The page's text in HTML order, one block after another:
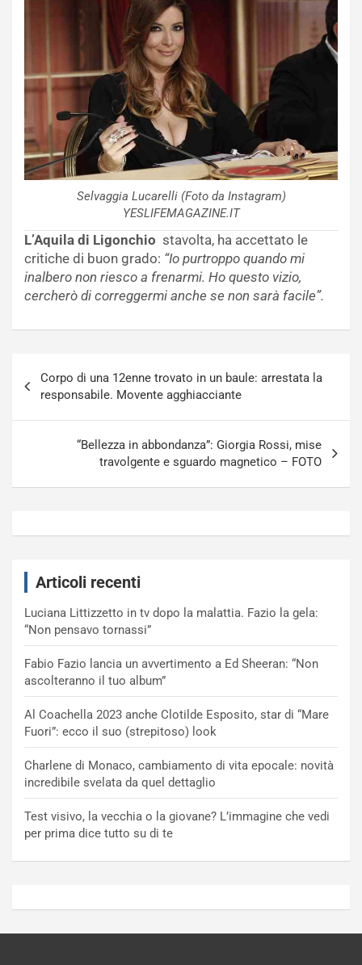
Selvaggia Lucarelli (Foto da Instagram)
YESLIFEMAGAZINE.IT
L’Aquila di Ligonchio stavolta, ha accettato le
critiche di buon grado: “Io purtroppo quando mi
inalbero non riesco a frenarmi. Ho questo vizio,
cercherò di correggermi anche se non sarà facile”.
articoli
Corpo di una 12enne trovato in un baule: arrestata la
responsabile. Movente agghiacciante
“Bellezza in abbondanza”: Giorgia Rossi, mise
travolgente e sguardo magnetico – FOTO
Articoli recenti
Luciana Littizzetto in tv dopo la malattia. Fazio la gela:
“Non pensavo tornassi”
Fabio Fazio lancia un avvertimento a Ed Sheeran: “Non
ascolteranno il tuo album”
Al Coachella 2023 anche Clotilde Esposito, star di “Mare
Fuori”: ecco il suo (strepitoso) look
Charlene di Monaco, cambiamento di vita epocale: novità
incredibile svelata da quel dettaglio
Test visivo, la vecchia o la giovane? L’immagine che vedi
per prima dice tutto su di te